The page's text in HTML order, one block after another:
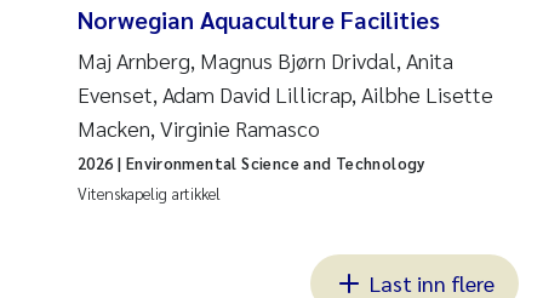
Norwegian Aquaculture Facilities
Maj Arnberg, Magnus Bjørn Drivdal, Anita
Evenset, Adam David Lillicrap, Ailbhe Lisette
Macken, Virginie Ramasco
Vitenskapelig artikkel
2026 | Environmental Science and Technology
Last inn flere